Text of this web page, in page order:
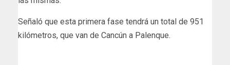
Señaló que esta primera fase tendrá un total de 951
kilómetros, que van de Cancún a Palenque.